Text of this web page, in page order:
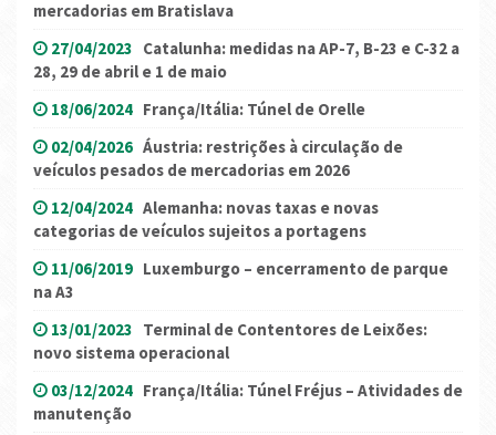
mercadorias em Bratislava
27/04/2023 Catalunha: medidas na AP-7, B-23 e C-32 a
28, 29 de abril e 1 de maio
18/06/2024 França/Itália: Túnel de Orelle
02/04/2026 Áustria: restrições à circulação de
veículos pesados ​​de mercadorias em 2026
12/04/2024 Alemanha: novas taxas e novas
categorias de veículos sujeitos a portagens
11/06/2019 Luxemburgo – encerramento de parque
na A3
13/01/2023 Terminal de Contentores de Leixões:
novo sistema operacional
03/12/2024 França/Itália: Túnel Fréjus – Atividades de
manutenção